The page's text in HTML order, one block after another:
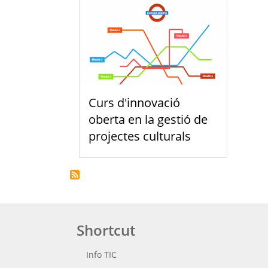
Curs d'innovació
oberta en la gestió de
projectes culturals
Shortcut
Info TIC